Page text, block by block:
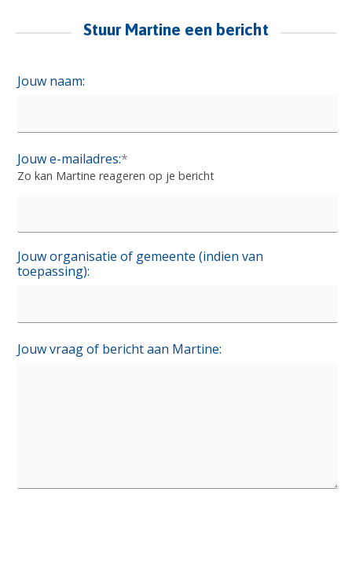
Stuur Martine een bericht
Jouw naam:
Jouw e-mailadres:*
Zo kan Martine reageren op je bericht
Jouw organisatie of gemeente (indien van
toepassing):
Jouw vraag of bericht aan Martine: